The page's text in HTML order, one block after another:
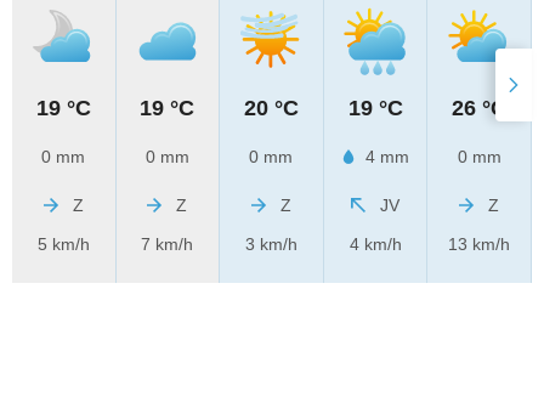
19 °C
0 mm
Z
5 km/h
19 °C
0 mm
Z
7 km/h
20 °C
0 mm
Z
3 km/h
19 °C
4 mm
JV
4 km/h
26 °C
0 mm
Z
13 km/h